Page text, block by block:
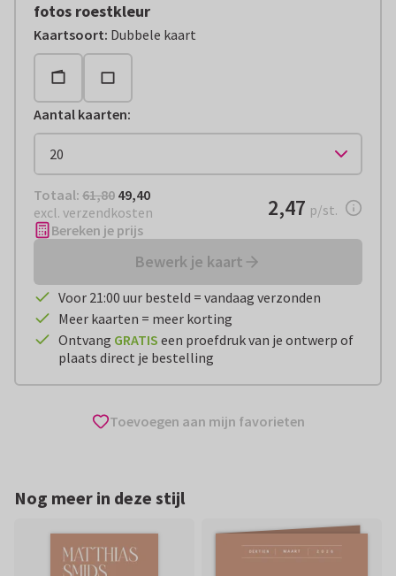
fotos roestkleur
Kaartsoort: Dubbele kaart
Aantal kaarten:
Totaal: € 49,40
Totaal: 61,80 49,40
excl. verzendkosten
€ 2,47per stuk
2,47 p/st.
Bereken je prijs
Bewerk je kaart
Voor 21:00 uur besteld = vandaag verzonden
Meer kaarten = meer korting
Ontvang GRATIS een proefdruk van je ontwerp of
plaats direct je bestelling
Toevoegen aan mijn favorieten
Nog meer in deze stijl